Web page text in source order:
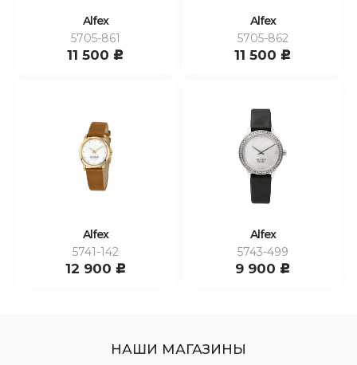
Alfex
5705-861
11 500 c
Alfex
5705-862
11 500 c
Alfex
5741-142
12 900 c
Alfex
5743-499
9 900 c
НАШИ МАГАЗИНЫ